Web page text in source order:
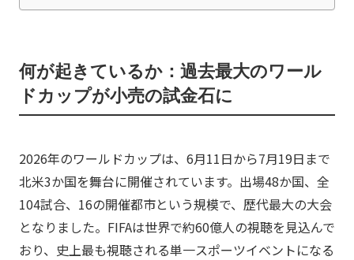
何が起きているか：過去最大のワール
ドカップが小売の試金石に
2026年のワールドカップは、6月11日から7月19日まで
北米3か国を舞台に開催されています。出場48か国、全
104試合、16の開催都市という規模で、歴代最大の大会
となりました。FIFAは世界で約60億人の視聴を見込んで
おり、史上最も視聴される単一スポーツイベントになる